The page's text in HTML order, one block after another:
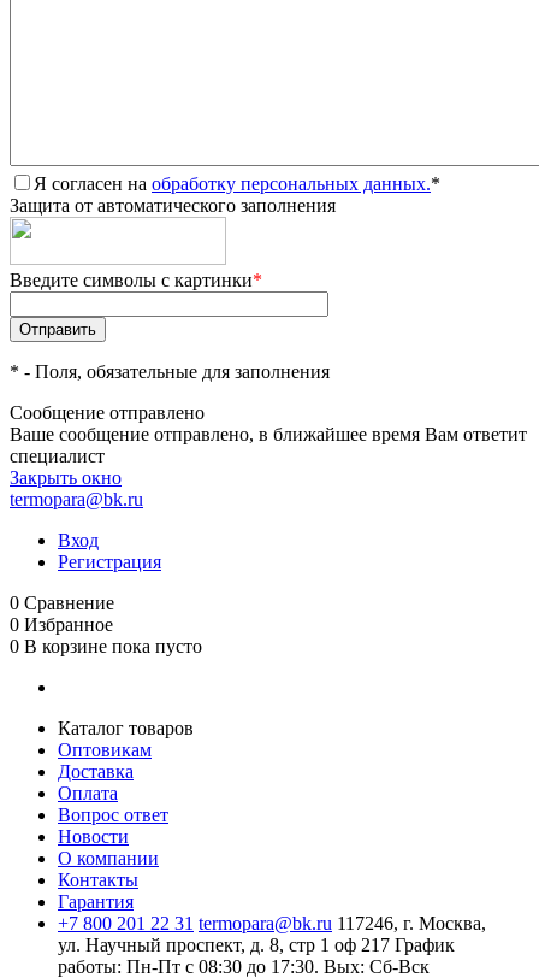
Я согласен на обработку персональных данных.*
Защита от автоматического заполнения
Введите символы с картинки*
* - Поля, обязательные для заполнения
Сообщение отправлено
Ваше сообщение отправлено, в ближайшее время Вам ответит
специалист
Закрыть окно
termopara@bk.ru
Вход
Регистрация
0 Сравнение
0 Избранное
0 В корзине пока пусто
Каталог товаров
Оптовикам
Доставка
Оплата
Вопрос ответ
Новости
О компании
Контакты
Гарантия
+7 800 201 22 31 termopara@bk.ru 117246, г. Москва,
ул. Научный проспект, д. 8, стр 1 оф 217 График
работы: Пн‑Пт с 08:30 до 17:30. Вых: Сб‑Вск